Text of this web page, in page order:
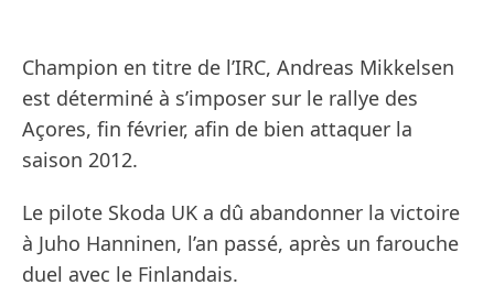
Champion en titre de l’IRC, Andreas Mikkelsen
est déterminé à s’imposer sur le rallye des
Açores, fin février, afin de bien attaquer la
saison 2012.
Le pilote Skoda UK a dû abandonner la victoire
à Juho Hanninen, l’an passé, après un farouche
duel avec le Finlandais.